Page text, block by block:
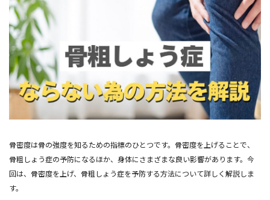
骨密度は骨の強度を知るための指標のひとつです。骨密度を上げることで、
骨粗しょう症の予防になるほか、身体にさまざまな良い影響があります。今
回は、骨密度を上げ、骨粗しょう症を予防する方法について詳しく解説しま
す。